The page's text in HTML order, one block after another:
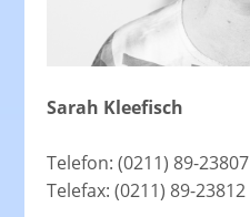
Sarah Kleefisch
Telefon: (0211) 89-23807
Telefax: (0211) 89-23812